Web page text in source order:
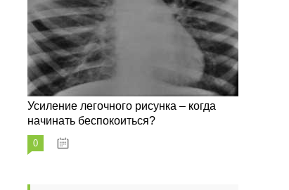
Усиление легочного рисунка – когда
начинать беспокоиться?
0